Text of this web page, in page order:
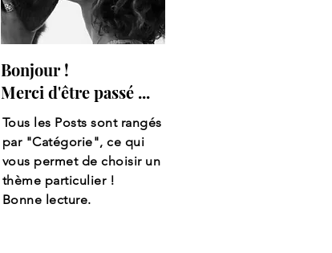
Bonjour !
Merci d'être passé ...
Tous les Posts sont rangés
par "Catégorie", ce qui
vous permet de choisir un
thème particulier !
Bonne lecture.